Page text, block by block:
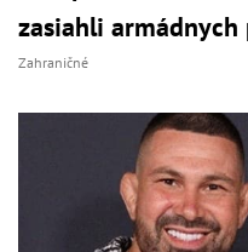
zasiahli
Zahraničné